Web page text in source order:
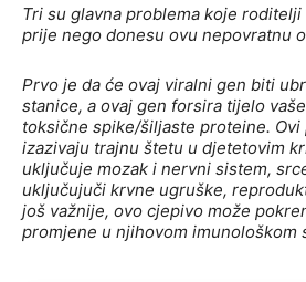
Tri su glavna problema koje
prije nego donesu ovu nepovratnu
Prvo je da će ovaj viralni gen biti
stanice, a ovaj gen forsira tijelo
toksične spike/šiljaste proteine.
izazivaju trajnu štetu u djetetovim
uključuje mozak i nervni sistem,
uključujuči krvne ugruške,
još važnije, ovo cjepivo može
promjene u njihovom imunološkom